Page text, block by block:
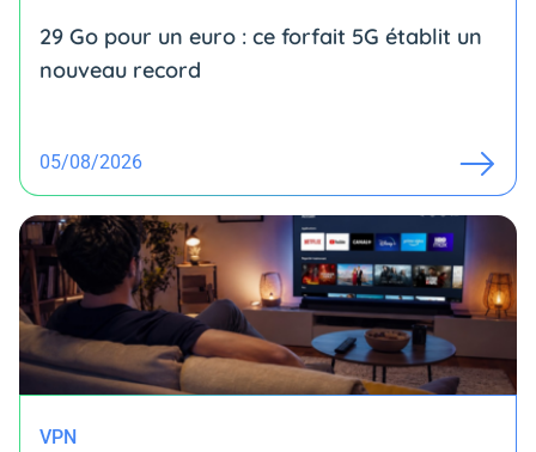
29 Go pour un euro : ce forfait 5G établit un
nouveau record
05/08/2026
VPN